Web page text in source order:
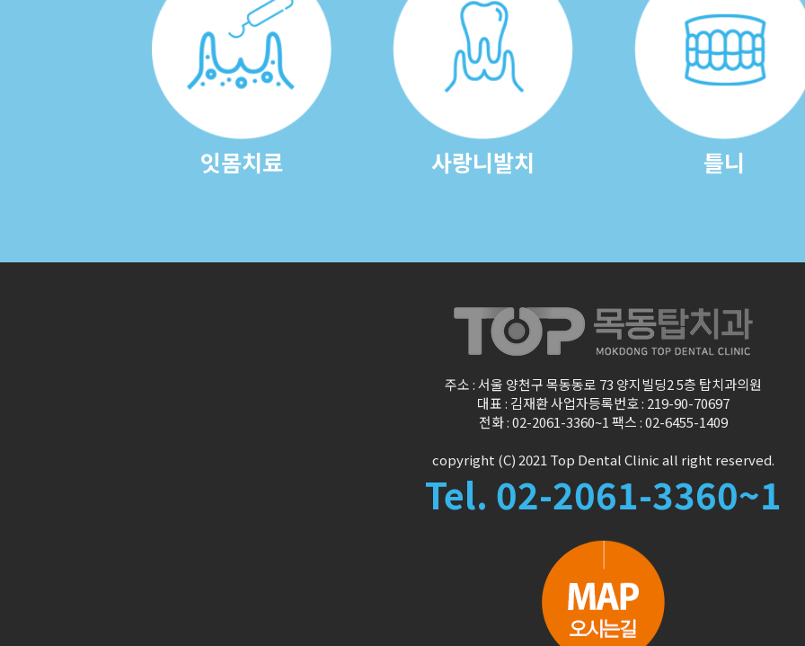
잇몸치료 사랑니발치 틀니
주소 : 서울 양천구 목동동로 73 양지빌딩2 5층 탑치과의원
대표 : 김재환 사업자등록번호 : 219-90-70697
전화 : 02-2061-3360~1 팩스 : 02-6455-1409
copyright (C) 2021 Top Dental Clinicall right reserved.
Tel. 02-2061-3360~1